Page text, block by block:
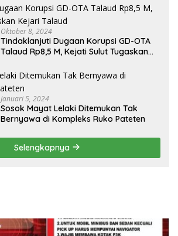
Oktober 8, 2024
Tindaklanjuti Dugaan Korupsi GD-OTA
Talaud Rp8,5 M, Kejati Sulut Tugaskan
Januari 5, 2024
Sosok Mayat Lelaki Ditemukan Tak
Bernyawa di Kompleks Ruko Pateten
Selengkapnya